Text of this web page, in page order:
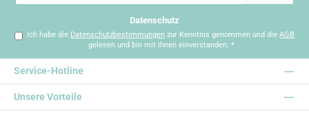
Datenschutz
Ich habe die Datenschutzbestimmungen zur Kenntnis genommen und dieAGB
gelesen und bin mit ihnen einverstanden. *
Service-Hotline
Unsere Vorteile